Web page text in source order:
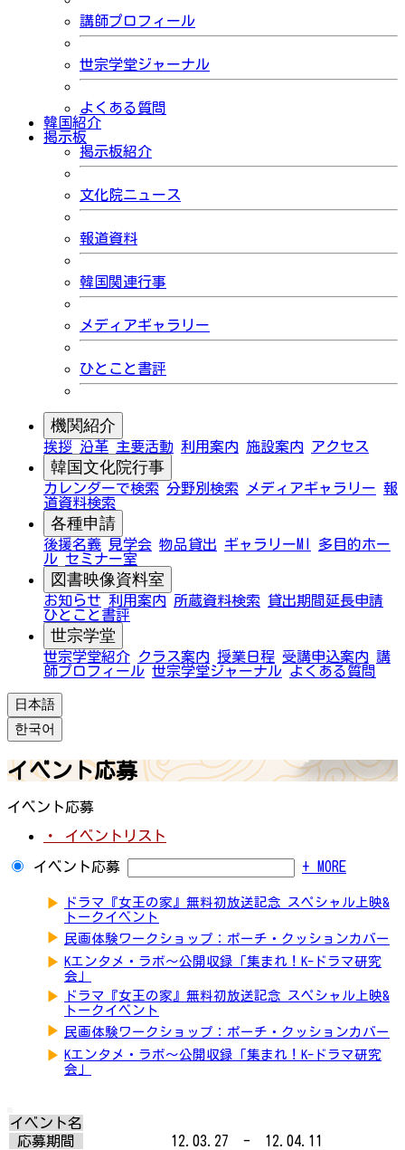
講師プロフィール
世宗学堂ジャーナル
よくある質問
韓国紹介
掲示板
掲示板紹介
文化院ニュース
報道資料
韓国関連行事
メディアギャラリー
ひとこと書評
機関紹介
挨拶 沿革 主要活動 利用案内 施設案内 アクセス
韓国文化院行事
カレンダーで検索 分野別検索 メディアギャラリー 報
道資料検索
各種申請
後援名義 見学会 物品貸出 ギャラリーMI
多目的ホー
ル セミナー室
図書映像資料室
お知らせ 利用案内 所蔵資料検索
貸出期間延長申請
ひとこと書評
世宗学堂
世宗学堂紹介 クラス案内 授業日程 受講申込案内 講
師プロフィール 世宗学堂ジャーナル よくある質問
日本語
한국어
イベント応募
イベント応募
・ イベントリスト
イベント応募 + MORE
▶
ドラマ『女王の家』無料初放送記念 スペシャル上映&
トークイベント
▶ 民画体験ワークショップ：ポーチ・クッションカバー
▶ Kエンタメ・ラボ～公開収録「集まれ！K-ドラマ研究
会」
▶
ドラマ『女王の家』無料初放送記念 スペシャル上映&
トークイベント
▶ 民画体験ワークショップ：ポーチ・クッションカバー
▶ Kエンタメ・ラボ～公開収録「集まれ！K-ドラマ研究
会」
イベント名
応募期間
12.03.27 - 12.04.11